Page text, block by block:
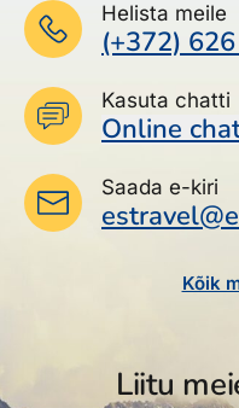
Helista meile
(+372)
Kasuta chatti
Online
Saada e-kiri
Kõik
Liitu